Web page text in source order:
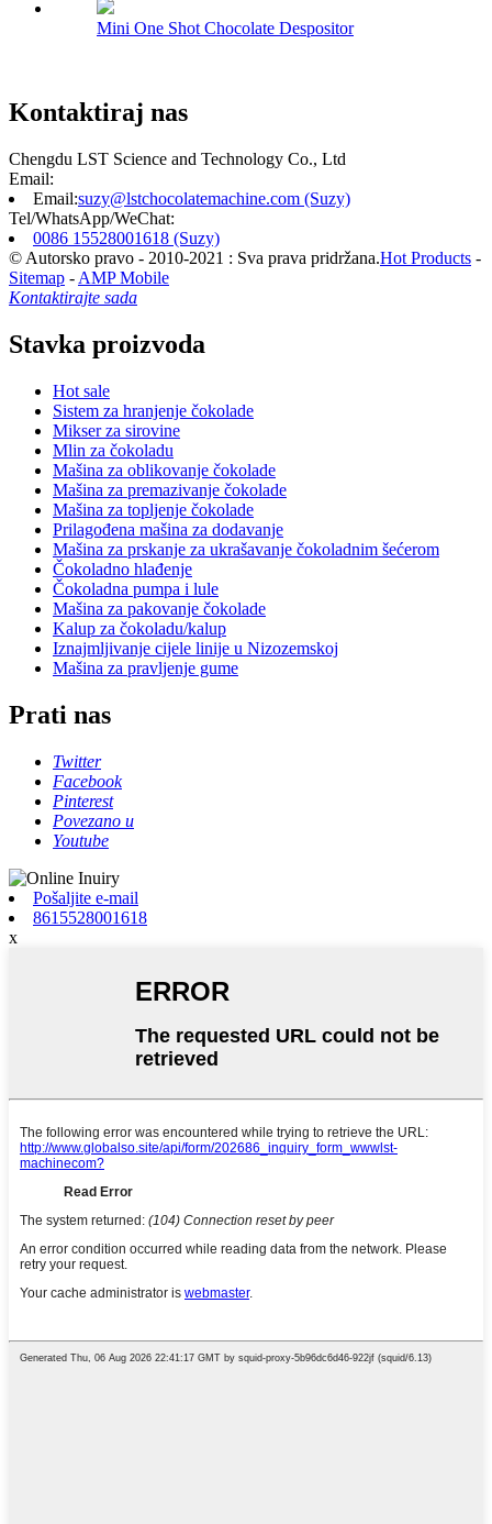
Mini One Shot Chocolate Despositor
Kontaktiraj nas
Chengdu LST Science and Technology Co., Ltd
Email:
Email:suzy@lstchocolatemachine.com (Suzy)
Tel/WhatsApp/WeChat:
0086 15528001618 (Suzy)
© Autorsko pravo - 2010-2021 : Sva prava pridržana.Hot Products -
Sitemap - AMP Mobile
Kontaktirajte sada
Stavka proizvoda
Hot sale
Sistem za hranjenje čokolade
Mikser za sirovine
Mlin za čokoladu
Mašina za oblikovanje čokolade
Mašina za premazivanje čokolade
Mašina za topljenje čokolade
Prilagođena mašina za dodavanje
Mašina za prskanje za ukrašavanje čokoladnim šećerom
Čokoladno hlađenje
Čokoladna pumpa i lule
Mašina za pakovanje čokolade
Kalup za čokoladu/kalup
Iznajmljivanje cijele linije u Nizozemskoj
Mašina za pravljenje gume
Prati nas
Twitter
Facebook
Pinterest
Povezano u
Youtube
Pošaljite e-mail
8615528001618
x